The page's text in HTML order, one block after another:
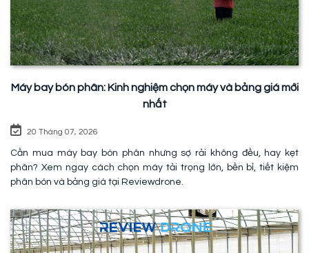
Máy bay bón phân: Kinh nghiệm chọn máy và bảng giá mới
nhất
20 Tháng 07, 2026
Cần mua máy bay bón phân nhưng sợ rải không đều, hay kẹt
phân? Xem ngay cách chọn máy tải trọng lớn, bền bỉ, tiết kiệm
phân bón và bảng giá tại Reviewdrone.